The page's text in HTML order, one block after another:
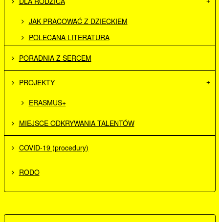
JAK PRACOWAĆ Z DZIECKIEM
POLECANA LITERATURA
PORADNIA Z SERCEM
PROJEKTY
ERASMUS+
MIEJSCE ODKRYWANIA TALENTÓW
COVID-19 (procedury)
RODO